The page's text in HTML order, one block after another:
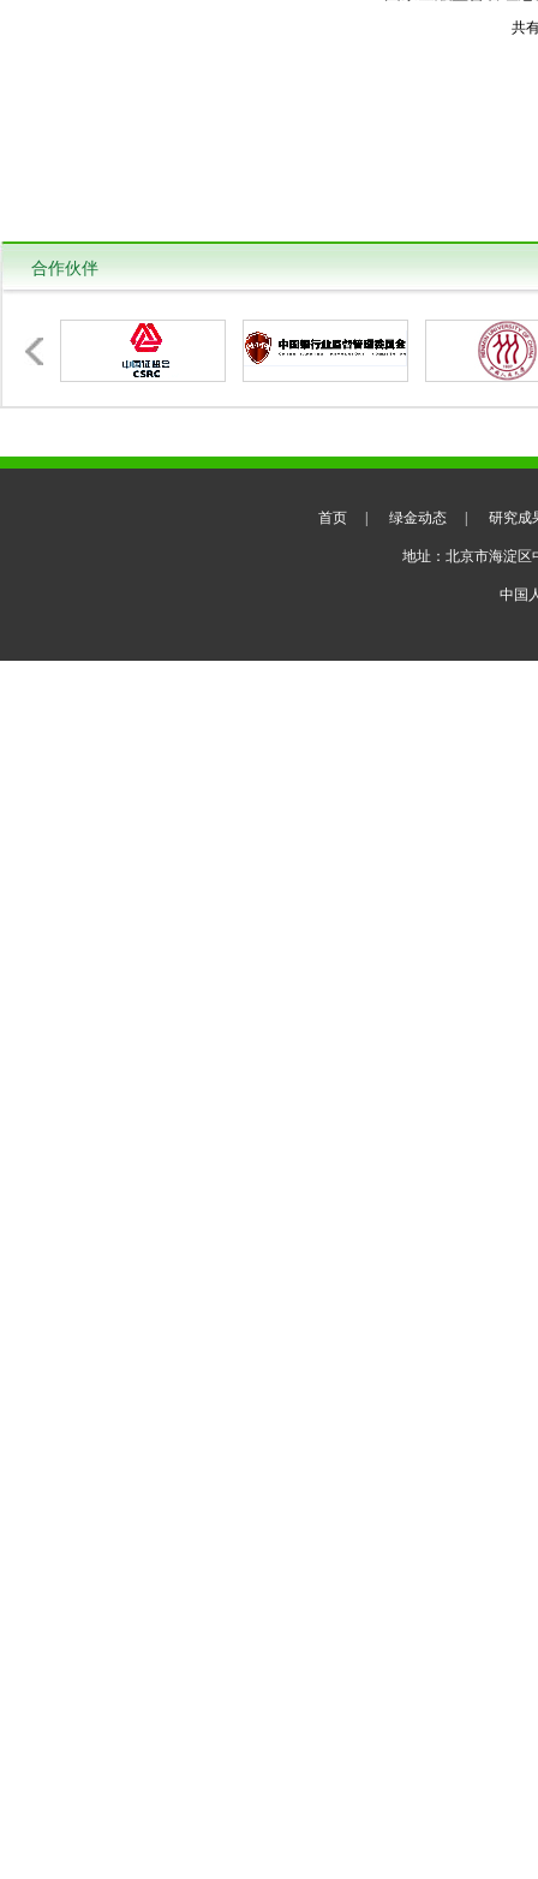
共
合作伙伴
首页 绿金动态 研究成
地址：北京市海淀区
中国